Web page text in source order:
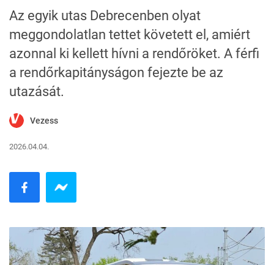
Az egyik utas Debrecenben olyat
meggondolatlan tettet követett el, amiért
azonnal ki kellett hívni a rendőröket. A férfi
a rendőrkapitányságon fejezte be az
utazását.
Vezess
2026.04.04.